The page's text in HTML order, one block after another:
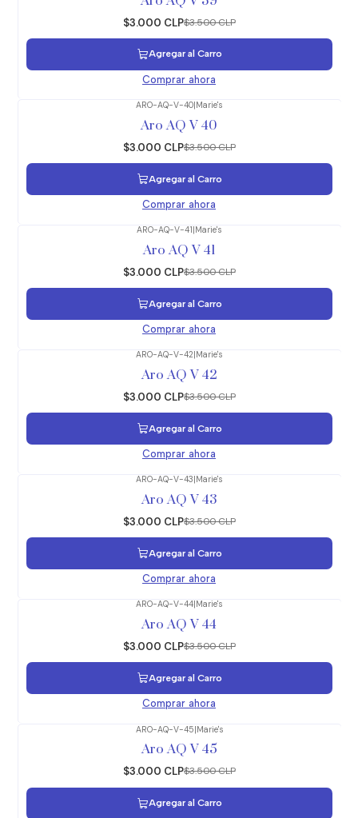
$3.000 CLP$3.500 CLP
Agregar al Carro
Comprar ahora
ARO-AQ-V-40 Marie's
Aro AQ V 40
$3.000 CLP$3.500 CLP
Agregar al Carro
Comprar ahora
ARO-AQ-V-41 Marie's
Aro AQ V 41
$3.000 CLP$3.500 CLP
Agregar al Carro
Comprar ahora
ARO-AQ-V-42 Marie's
Aro AQ V 42
$3.000 CLP$3.500 CLP
Agregar al Carro
Comprar ahora
ARO-AQ-V-43 Marie's
Aro AQ V 43
$3.000 CLP$3.500 CLP
Agregar al Carro
Comprar ahora
ARO-AQ-V-44 Marie's
Aro AQ V 44
$3.000 CLP$3.500 CLP
Agregar al Carro
Comprar ahora
ARO-AQ-V-45|Marie's
Aro AQ V 45
$3.000 CLP$3.500 CLP
Agregar al Carro